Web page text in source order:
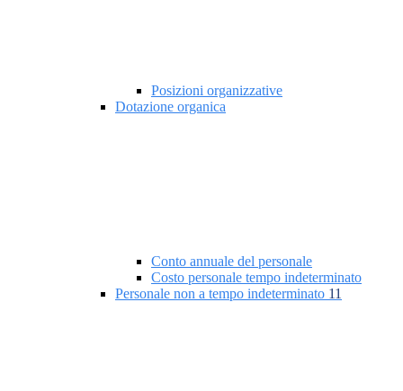
Posizioni organizzative
Dotazione organica
Conto annuale del personale
Costo personale tempo indeterminato
Personale non a tempo indeterminato 11